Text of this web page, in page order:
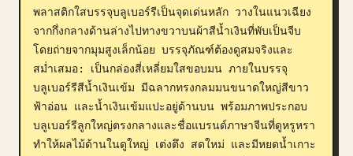
อัปเดต
พลาสติกใสบรรจุบลูเบอร์รีเป็นจุดเด่นหลัก วางในแนวเฉียง
จากกึ่งกลางด้านล่างไปทางขวาบนผ้าสีน้ำเงินที่พับเป็นจีบ
โดยถ่ายจากมุมสูงเล็กน้อย บรรจุภัณฑ์ต้องดูสมจริงและ
สม่ำเสมอ: เป็นกล่องสี่เหลี่ยมใสขอบมน ภายในบรรจุ
บลูเบอร์รีสีน้ำเงินเข้ม มีฉลากทรงกลมมนขนาดใหญ่สีขาว
ฟ้าอ่อน และน้ำเงินเข้มแปะอยู่ด้านบน พร้อมภาพประกอบ
บลูเบอร์รีลูกใหญ่ตรงกลางและชื่อแบรนด์ภาษาจีนที่ดูหรูหรา
ทำให้ผลไม้ด้านในดูใหญ่ เต่งตึง สดใหม่ และมีหยดน้ำเกาะ